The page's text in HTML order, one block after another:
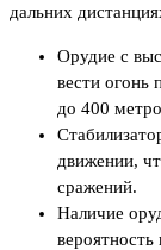
дальних
Орудие с
вести огонь
до 400
движении,
сражений.
Наличие